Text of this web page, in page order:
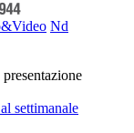
Nd
settimanale